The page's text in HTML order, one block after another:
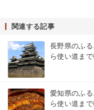
関連する記事
長野県のふ
ら使い道まで
愛知県のふ
ら使い道まで